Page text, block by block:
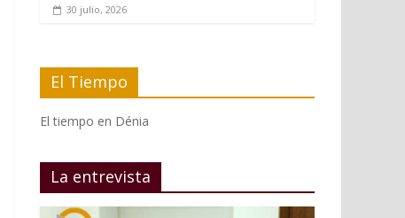
30 julio, 2026
El Tiempo
El tiempo en Dénia
La entrevista